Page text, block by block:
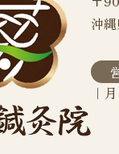
沖
｜